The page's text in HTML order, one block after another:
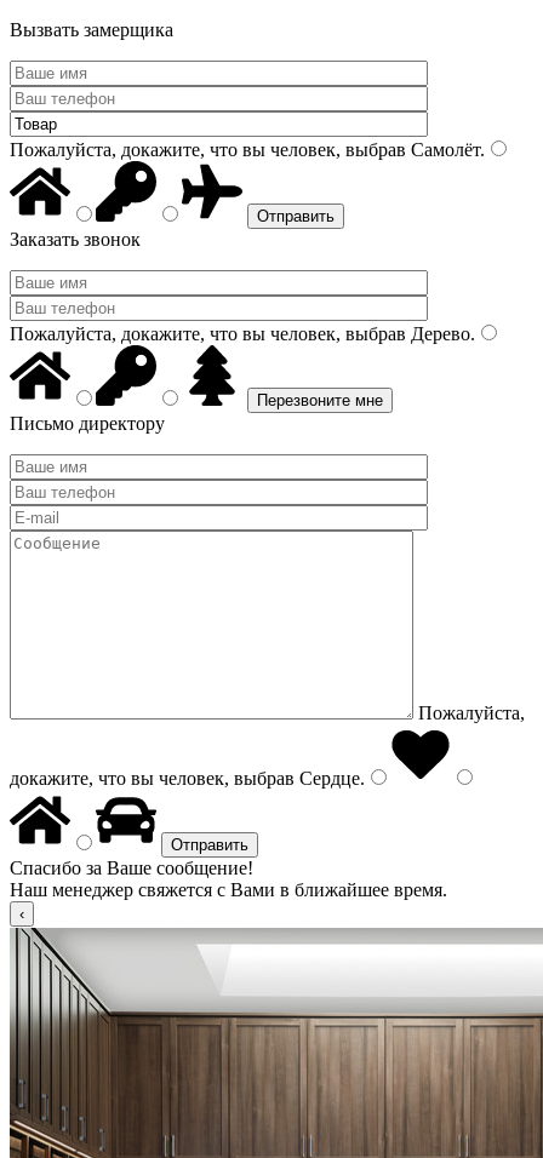
Вызвать замерщика
Пожалуйста, докажите, что вы человек, выбрав Самолёт.
Заказать звонок
Пожалуйста, докажите, что вы человек, выбрав Дерево.
Письмо директору
Пожалуйста,
докажите, что вы человек, выбрав Сердце.
Спасибо за Ваше сообщение!
Наш менеджер свяжется с Вами в ближайшее время.